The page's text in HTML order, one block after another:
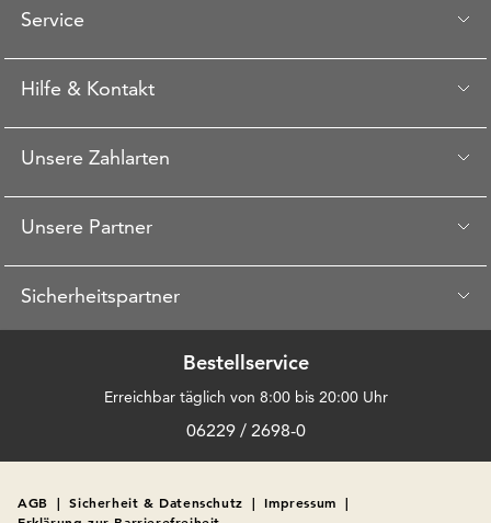
Service
Hilfe & Kontakt
Unsere Zahlarten
Unsere Partner
Sicherheitspartner
Bestellservice
Erreichbar täglich von 8:00 bis 20:00 Uhr
06229 / 2698-0
AGB | Sicherheit & Datenschutz | Impressum |